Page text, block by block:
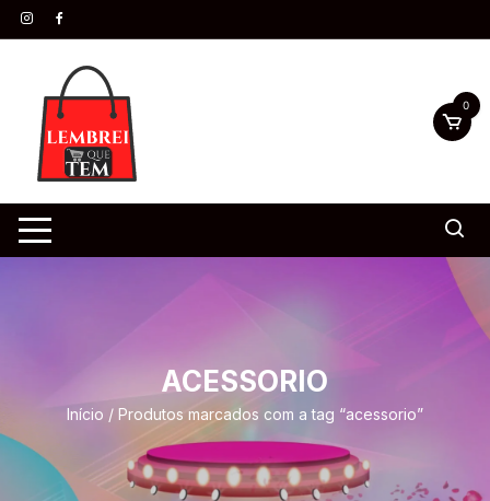
0
ACESSORIO
Início / Produtos marcados com a tag “acessorio”